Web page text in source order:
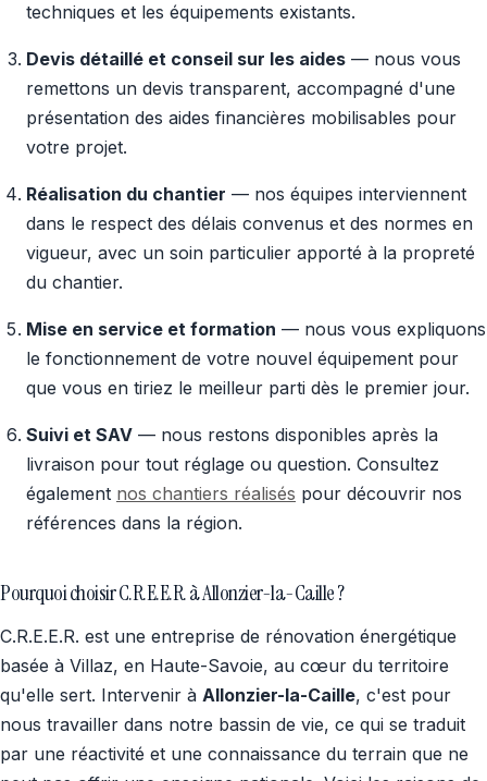
techniques et les équipements existants.
Devis détaillé et conseil sur les aides — nous vous
remettons un devis transparent, accompagné d'une
présentation des aides financières mobilisables pour
votre projet.
Réalisation du chantier — nos équipes interviennent
dans le respect des délais convenus et des normes en
vigueur, avec un soin particulier apporté à la propreté
du chantier.
Mise en service et formation — nous vous expliquons
le fonctionnement de votre nouvel équipement pour
que vous en tiriez le meilleur parti dès le premier jour.
Suivi et SAV — nous restons disponibles après la
livraison pour tout réglage ou question. Consultez
également nos chantiers réalisés pour découvrir nos
références dans la région.
Pourquoi choisir C.R.E.E.R. à Allonzier-la-Caille ?
C.R.E.E.R. est une entreprise de rénovation énergétique
basée à Villaz, en Haute-Savoie, au cœur du territoire
qu'elle sert. Intervenir à Allonzier-la-Caille, c'est pour
nous travailler dans notre bassin de vie, ce qui se traduit
par une réactivité et une connaissance du terrain que ne